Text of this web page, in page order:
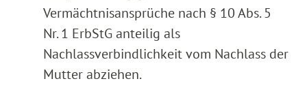
Vermächtnisansprüche nach § 10 Abs. 5
Nr. 1 ErbStG anteilig als
Nachlassverbindlichkeit vom Nachlass der
Mutter abziehen.